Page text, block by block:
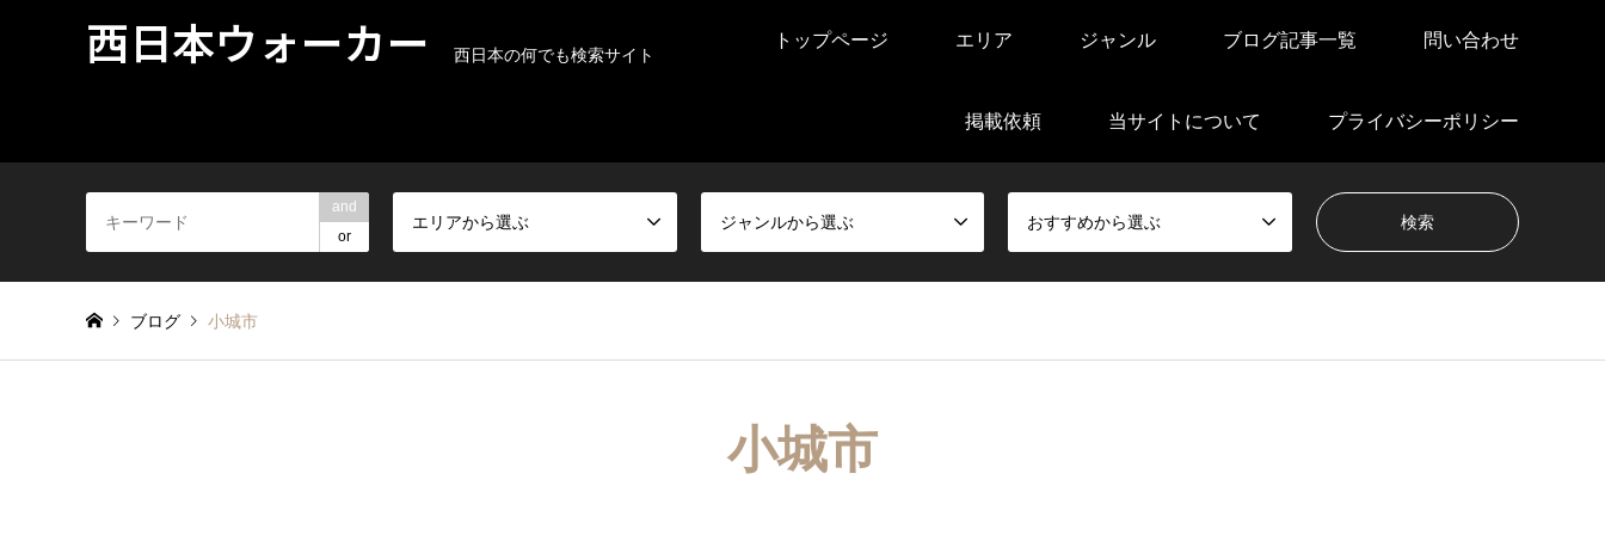
西日本ウォーカー 西日本の何でも検索サイト
トップページ エリア ジャンル ブログ記事一覧 問い合わせ
掲載依頼 当サイトについて プライバシーポリシー
and
or
エリアから選ぶ ジャンルから選ぶ おすすめから選ぶ
ブログ 小城市
小城市